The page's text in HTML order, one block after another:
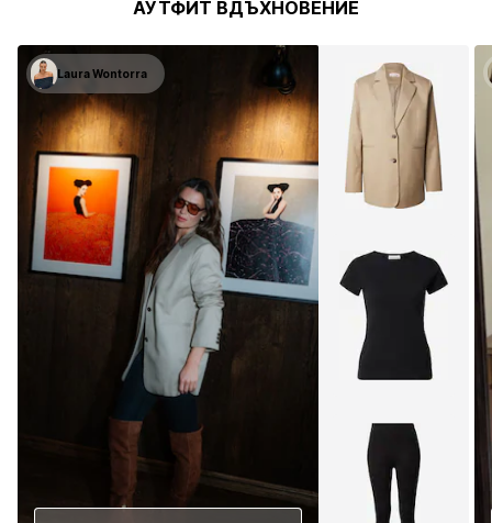
АУТФИТ ВДЪХНОВЕНИЕ
Laura Wontorra